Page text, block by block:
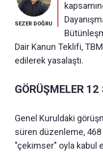
SEZER DOĞRU
Dair Kanun Teklifi,
edilerek yasalaştı.
GÖRÜŞMELER 12
Genel Kuruldaki
süren düzenleme, 468
"çekimser" oyla kabul